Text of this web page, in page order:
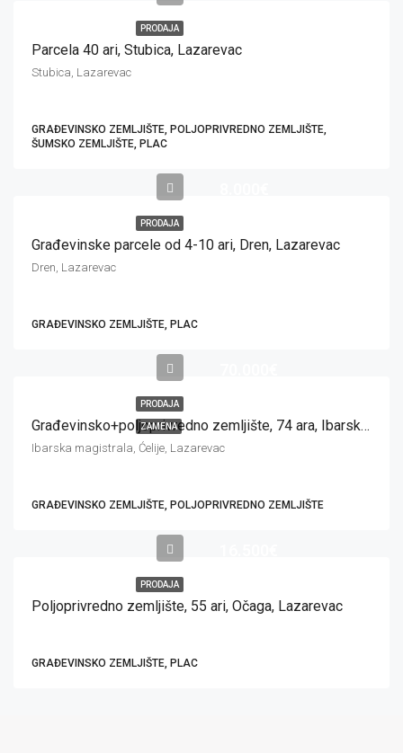
PRODAJA
Parcela 40 ari, Stubica, Lazarevac
Stubica, Lazarevac
GRAĐEVINSKO ZEMLJIŠTE, POLJOPRIVREDNO ZEMLJIŠTE,
ŠUMSKO ZEMLJIŠTE, PLAC
PRODAJA
Građevinske parcele od 4-10 ari, Dren, Lazarevac
Dren, Lazarevac
GRAĐEVINSKO ZEMLJIŠTE, PLAC
PRODAJA
ZAMENA Građevinsko+poljoprivredno zemljište, 74 ara, Ibarska magistrala, Ćelije
Ibarska magistrala, Ćelije, Lazarevac
GRAĐEVINSKO ZEMLJIŠTE, POLJOPRIVREDNO ZEMLJIŠTE
PRODAJA
Poljoprivredno zemljište, 55 ari, Očaga, Lazarevac
GRAĐEVINSKO ZEMLJIŠTE, PLAC